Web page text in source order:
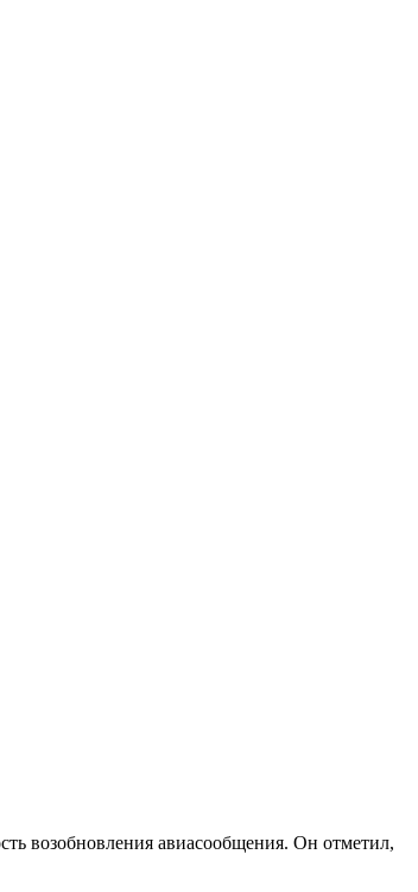
возобновления авиасообщения. Он отметил,